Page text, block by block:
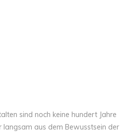
sind noch keine hundert Jahre
langsam aus dem Bewusstsein der